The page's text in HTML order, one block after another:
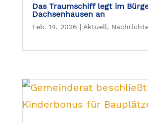
Das Traumschiff legt im
Dachsenhausen an
Feb. 14, 2026 | Aktuell,